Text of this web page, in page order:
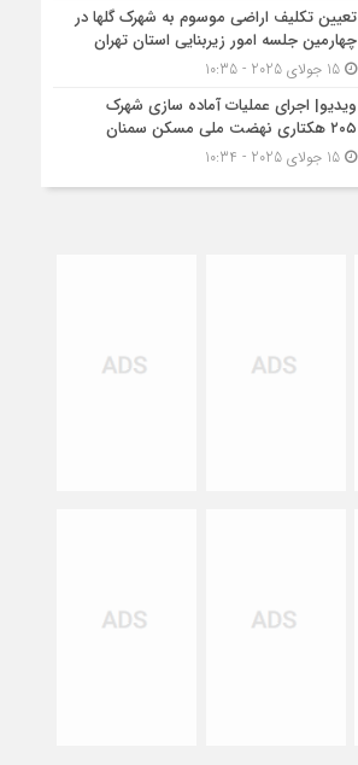
تعیین تکلیف اراضی موسوم به شهرک گلها در
چهارمین جلسه امور زیربنایی استان تهران
15 جولای 2025 - 10:35
ویدیو| اجرای عملیات آماده سازی شهرک
۲۰۵ هکتاری نهضت ملی مسکن سمنان
15 جولای 2025 - 10:34